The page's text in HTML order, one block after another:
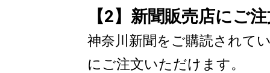
【2】新聞販売店にご
神奈川新聞をご購読されて
にご注文いただけます。